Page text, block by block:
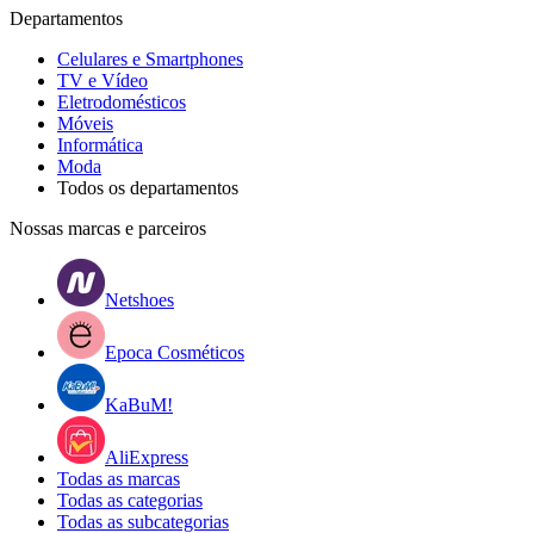
Departamentos
Celulares e Smartphones
TV e Vídeo
Eletrodomésticos
Móveis
Informática
Moda
Todos os departamentos
Nossas marcas e parceiros
Netshoes
Epoca Cosméticos
KaBuM!
AliExpress
Todas as marcas
Todas as categorias
Todas as subcategorias